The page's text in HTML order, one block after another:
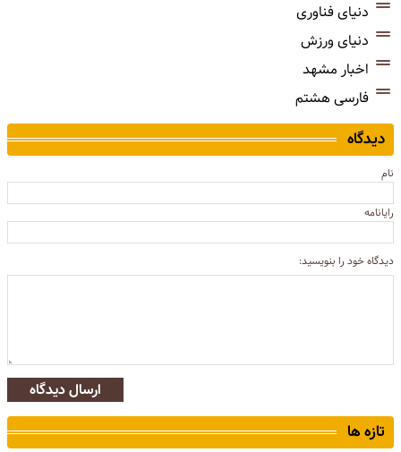
دنیای فناوری
دنیای ورزش
اخبار مشهد
فارسی هشتم
دیدگاه
نام
رایانامه
دیدگاه خود را بنویسید:
ارسال دیدگاه
تازه ها